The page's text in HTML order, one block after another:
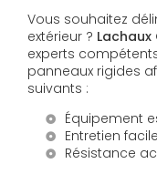
Vous souhaitez
extérieur ?
experts
panneaux rigides
suivants :
Équipement
Entretien facile
Résistance